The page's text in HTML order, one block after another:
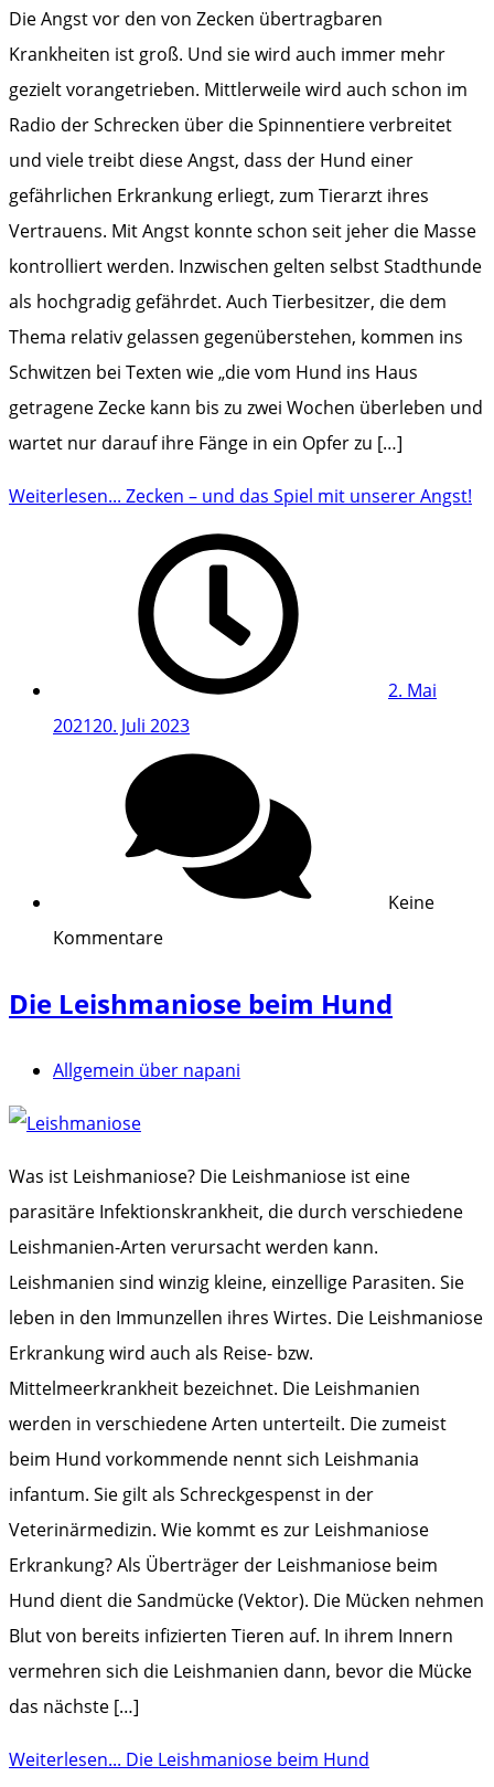
Die Angst vor den von Zecken übertragbaren
Krankheiten ist groß. Und sie wird auch immer mehr
gezielt vorangetrieben. Mittlerweile wird auch schon im
Radio der Schrecken über die Spinnentiere verbreitet
und viele treibt diese Angst, dass der Hund einer
gefährlichen Erkrankung erliegt, zum Tierarzt ihres
Vertrauens. Mit Angst konnte schon seit jeher die Masse
kontrolliert werden. Inzwischen gelten selbst Stadthunde
als hochgradig gefährdet. Auch Tierbesitzer, die dem
Thema relativ gelassen gegenüberstehen, kommen ins
Schwitzen bei Texten wie „die vom Hund ins Haus
getragene Zecke kann bis zu zwei Wochen überleben und
wartet nur darauf ihre Fänge in ein Opfer zu […]
Weiterlesen... Zecken – und das Spiel mit unserer Angst!
2. Mai
202120. Juli 2023
Keine
Kommentare
Die Leishmaniose beim Hund
Allgemein über napani
Was ist Leishmaniose? Die Leishmaniose ist eine
parasitäre Infektionskrankheit, die durch verschiedene
Leishmanien-Arten verursacht werden kann.
Leishmanien sind winzig kleine, einzellige Parasiten. Sie
leben in den Immunzellen ihres Wirtes. Die Leishmaniose
Erkrankung wird auch als Reise- bzw.
Mittelmeerkrankheit bezeichnet. Die Leishmanien
werden in verschiedene Arten unterteilt. Die zumeist
beim Hund vorkommende nennt sich Leishmania
infantum. Sie gilt als Schreckgespenst in der
Veterinärmedizin. Wie kommt es zur Leishmaniose
Erkrankung? Als Überträger der Leishmaniose beim
Hund dient die Sandmücke (Vektor). Die Mücken nehmen
Blut von bereits infizierten Tieren auf. In ihrem Innern
vermehren sich die Leishmanien dann, bevor die Mücke
das nächste […]
Weiterlesen... Die Leishmaniose beim Hund